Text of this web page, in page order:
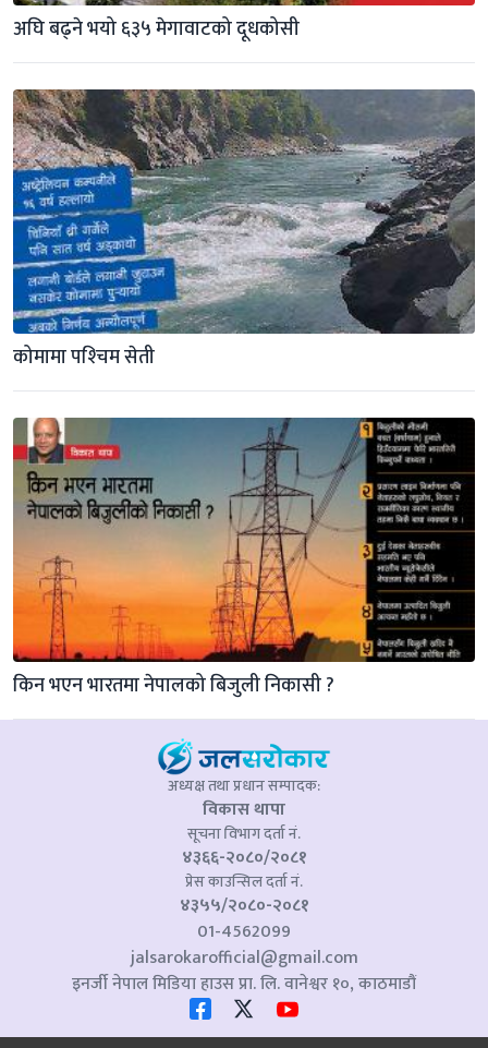
अघि बढ्ने भयो ६३५ मेगावाटको दूधकोसी
कोमामा पश्‍चिम सेती
किन भएन भारतमा नेपालको बिजुली निकासी ?
अध्यक्ष तथा प्रधान सम्पादक:
विकास थापा
सूचना विभाग दर्ता नं.
४३६६-२०८०/२०८१
प्रेस काउन्सिल दर्ता नं.
४३५५/२०८०-२०८१
01-4562099
jalsarokarofficial@gmail.com
इनर्जी नेपाल मिडिया हाउस प्रा. लि. वानेश्वर १०, काठमाडौं